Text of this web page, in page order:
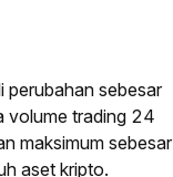
perubahan sebesar
volume trading 24
maksimum sebesar
aset kripto.